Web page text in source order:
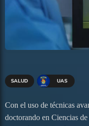
SALUD UAS
Con el uso de técnicas
doctorando en Ciencias